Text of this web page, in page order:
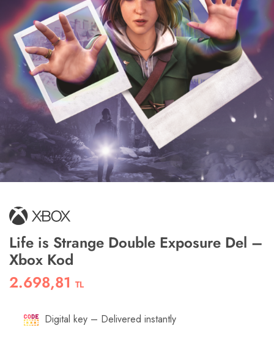
Life is Strange Double Exposure Del –
Xbox Kod
2.698,81 TL
Digital key – Delivered instantly